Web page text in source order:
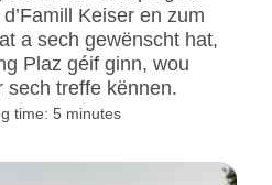
Keiser en zum
a sech gewënscht hat,
Plaz géif ginn, wou
sech treffe kënnen.
time: 5 minutes